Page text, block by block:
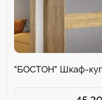
"БОСТОН" Шкаф-